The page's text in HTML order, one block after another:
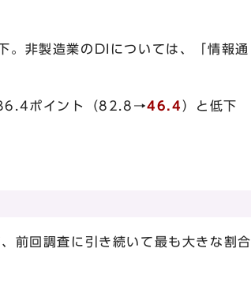
。非製造業のDIについては、「情報通
ポイント（82.8→46.4 ）と低下
前回調査に引き続いて最も大きな割合